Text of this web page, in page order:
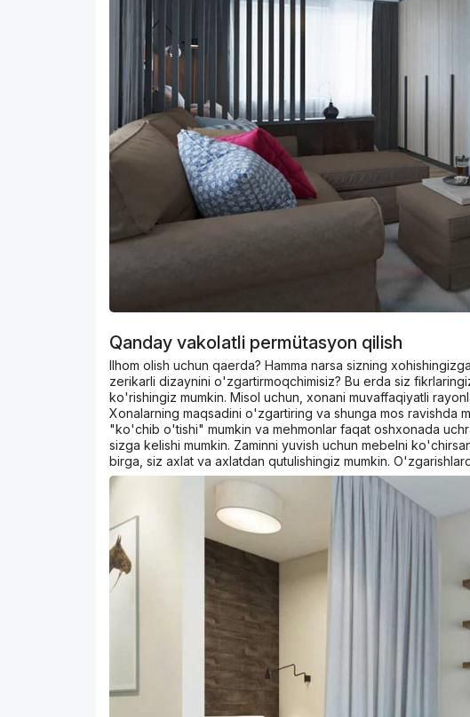
Qanday vakolatli permütasyon qilish
Ilhom olish uchun qaerda? Hamma narsa sizning
zerikarli dizaynini o'zgartirmoqchimisiz? Bu erda siz
ko'rishingiz mumkin. Misol uchun, xonani muvaffaqiyatli
Xonalarning maqsadini o'zgartiring va shunga mos ravishda
"ko'chib o'tishi" mumkin va mehmonlar faqat oshxonada
sizga kelishi mumkin. Zaminni yuvish uchun mebelni
birga, siz axlat va axlatdan qutulishingiz mumkin.